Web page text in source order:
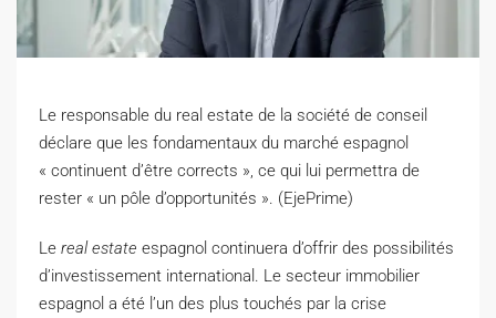
Le responsable du real estate de la société de conseil
déclare que les fondamentaux du marché espagnol
« continuent d’être corrects », ce qui lui permettra de
rester « un pôle d’opportunités ». (EjePrime)
L e real estate espagnol continuera d’offrir des possibilités
d’investissement international. Le secteur immobilier
espagnol a été l’un des plus touchés par la crise